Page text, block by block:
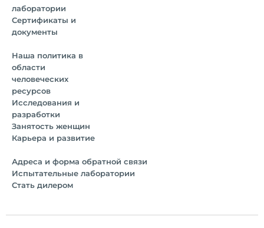
лаборатории
Сертификаты и
документы
Наша политика в
области
человеческих
ресурсов
Исследования и
разработки
Занятость женщин
Карьера и развитие
Адреса и форма обратной связи
Испытательные лаборатории
Стать дилером